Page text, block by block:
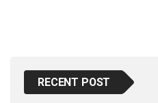
RECENT POST